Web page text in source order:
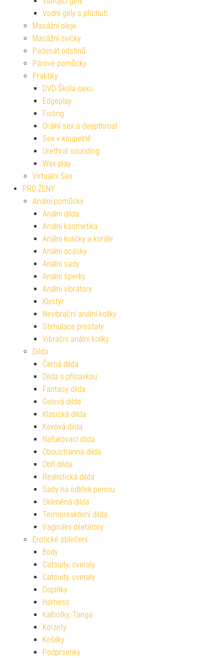
Vodní gely s příchutí
Masážní oleje
Masážní svíčky
Padesát odstínů
Párové pomůcky
Praktiky
DVD Škola sexu
Edgeplay
Fisting
Orální sex a deepthroat
Sex v koupelně
Urethral sounding
Wax play
Virtuální Sex
PRO ŽENY
Anální pomůcky
Anální dilda
Anální kosmetika
Anální kuličky a korále
Anální ocásky
Anální sady
Anální šperky
Anální vibrátory
Klystýr
Nevibrační anální kolíky
Stimulace prostaty
Vibrační anální kolíky
Dilda
Černá dilda
Dilda s přísavkou
Fantasy dilda
Gelová dilda
Klasická dilda
Kovová dilda
Nafukovací dilda
Oboustranná dilda
Obří dilda
Realistická dilda
Sady na odlitek penisu
Skleněná dilda
Termoreaktivní dilda
Vaginální dilatátory
Erotické oblečení
Body
Catsuity, overaly
Catsuity, overaly
Doplňky
Harness
Kalhotky, Tanga
Korzety
Košilky
Podprsenky